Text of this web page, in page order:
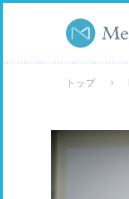
トップ